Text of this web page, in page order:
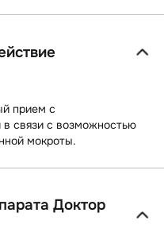
прием с
связи с возможностью
мокроты.
Доктор